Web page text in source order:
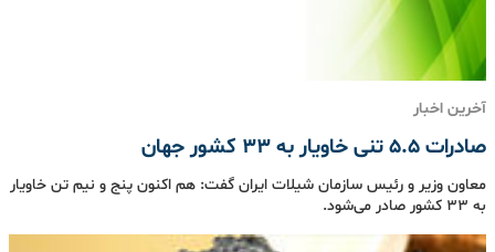
آخرین اخبار
صادرات ۵.۵ تنی خاویار به ۳۳ کشور جهان
معاون وزیر و رئیس سازمان شیلات ایران گفت: هم اکنون پنج و نیم تن خاویار
به ۳۳ کشور صادر می‌شود.